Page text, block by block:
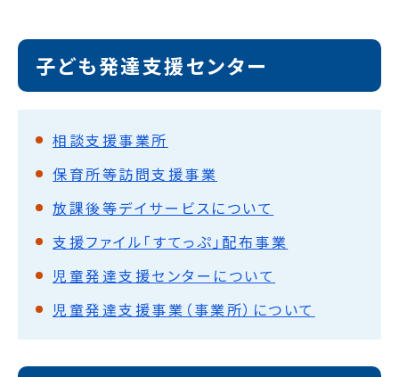
子ども発達支援センター
相談支援事業所
保育所等訪問支援事業
放課後等デイサービスについて
支援ファイル「すてっぷ」配布事業
児童発達支援センターについて
児童発達支援事業（事業所）について